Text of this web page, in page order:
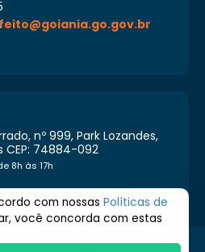
nº 999, Park Lozandes,
CEP: 74884-092
8h às 17h
com nossas Políticas de
você concorda com estas